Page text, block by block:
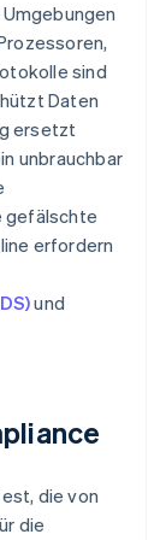
sind
Daten
ersetzt
unbrauchbar
gefälschte
erfordern
und
die von
die